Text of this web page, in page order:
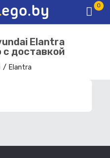
0
Elantra
с доставкой
Elantra